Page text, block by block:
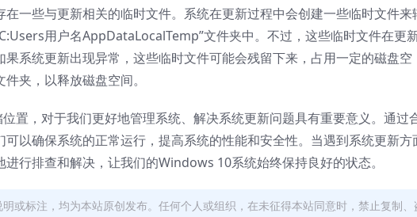
一些与更新相关的临时文件。系统在更新过程中会创建一些临时文件来
用户名AppDataLocalTemp”文件夹中。不过，这些临时文件在更
系统更新出现异常，这些临时文件可能会残留下来，占用一定的磁盘空
夹，以释放磁盘空间。
置，对于我们更好地管理系统、解决系统更新问题具有重要意义。通过
以确保系统的正常运行，提高系统的性能和安全性。当遇到系统更新方
行排查和解决，让我们的Windows 10系统始终保持良好的状态。
或标注，均为本站原创发布。任何个人或组织，在未征得本站同意时，禁止复制、